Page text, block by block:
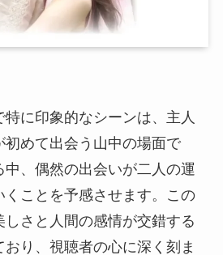
特に印象的なシーンは、主人
めて出会う山中の場面で
、偶然の出会いが二人の運
ことを予感させます。この
しさと人間の感情が交錯する
り、視聴者の心に深く刻ま